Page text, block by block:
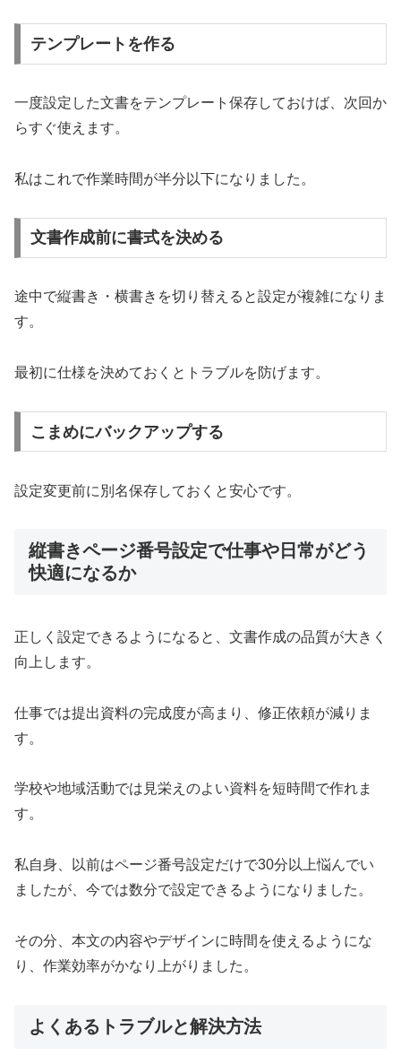
テンプレートを作る
一度設定した文書をテンプレート保存しておけば、次回か
らすぐ使えます。
私はこれで作業時間が半分以下になりました。
文書作成前に書式を決める
途中で縦書き・横書きを切り替えると設定が複雑になりま
す。
最初に仕様を決めておくとトラブルを防げます。
こまめにバックアップする
設定変更前に別名保存しておくと安心です。
縦書きページ番号設定で仕事や日常がどう
快適になるか
正しく設定できるようになると、文書作成の品質が大きく
向上します。
仕事では提出資料の完成度が高まり、修正依頼が減りま
す。
学校や地域活動では見栄えのよい資料を短時間で作れま
す。
私自身、以前はページ番号設定だけで30分以上悩んでい
ましたが、今では数分で設定できるようになりました。
その分、本文の内容やデザインに時間を使えるようにな
り、作業効率がかなり上がりました。
よくあるトラブルと解決方法